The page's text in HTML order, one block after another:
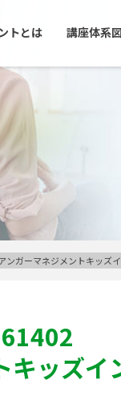
トとは 講座体系
ンガーマネジメントキッズ
ッズイ